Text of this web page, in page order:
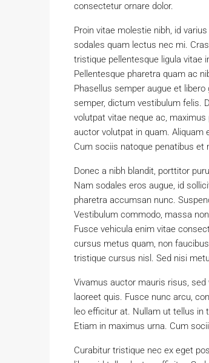
consectetur ornare dolor.
Proin vitae molestie nibh, id
sodales quam lectus nec mi.
tristique pellentesque ligula vitae
Pellentesque pharetra quam ac
Phasellus semper augue et
semper, dictum vestibulum felis.
volutpat vitae neque ac,
auctor volutpat in quam.
Cum sociis natoque penatibus
Donec a nibh blandit, porttitor
Nam sodales eros augue, id
pharetra accumsan nunc.
Vestibulum commodo, massa
Fusce vehicula enim vitae
cursus metus quam, non
tristique cursus nisl. Sed nisi
Vivamus auctor mauris risus,
laoreet quis. Fusce nunc arcu,
leo efficitur at. Nullam ut tellus
Etiam in maximus urna. Cum
Curabitur tristique nec ex eget